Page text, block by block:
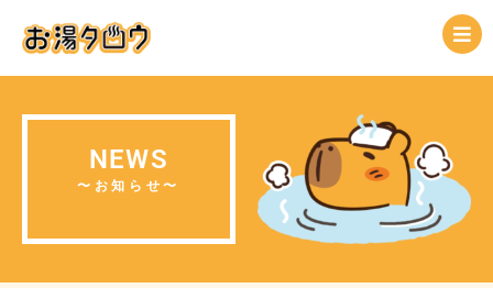
NEWS
〜お知らせ〜